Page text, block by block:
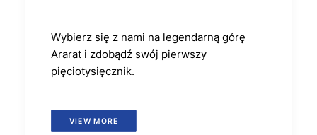
Wybierz się z nami na legendarną górę
Ararat i zdobądź swój pierwszy
pięciotysięcznik.
VIEW MORE